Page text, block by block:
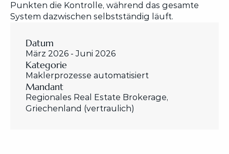
Punkten die Kontrolle, während das gesamte
System dazwischen selbstständig läuft.
Datum
März 2026 - Juni 2026
Kategorie
Maklerprozesse automatisiert
Mandant
Regionales Real Estate Brokerage,
Griechenland (vertraulich)